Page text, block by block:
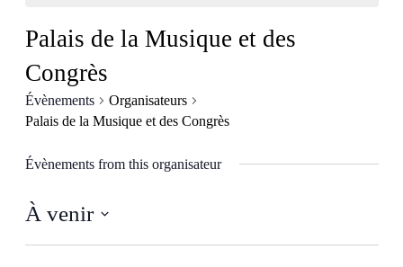
Palais de la Musique et des
Congrès
Évènements
Organisateurs
Palais de la Musique et des Congrès
Évènements from this organisateur
À venir